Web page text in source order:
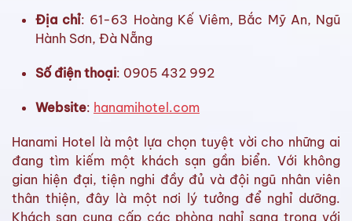
Địa chỉ: 61-63 Hoàng Kế Viêm, Bắc Mỹ An, Ngũ
Hành Sơn, Đà Nẵng
Số điện thoại: 0905 432 992
Website: hanamihotel.com
Hanami Hotel là một lựa chọn tuyệt vời cho những ai
đang tìm kiếm một khách sạn gần biển. Với không
gian hiện đại, tiện nghi đầy đủ và đội ngũ nhân viên
thân thiện, đây là một nơi lý tưởng để nghỉ dưỡng.
Khách sạn cung cấp các phòng nghỉ sang trọng với